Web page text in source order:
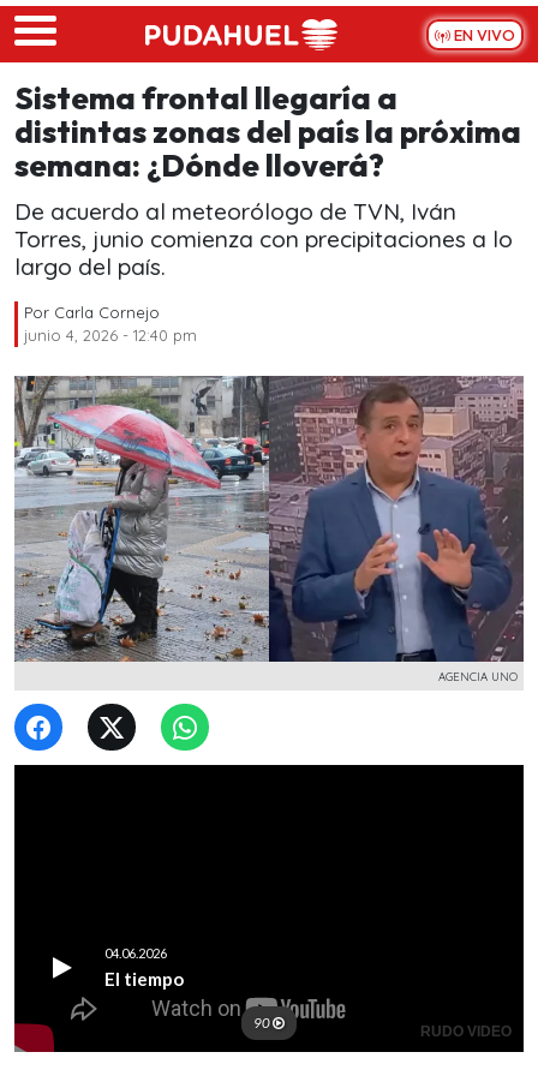
Skip to main content
EN VIVO
Sistema frontal llegaría a
distintas zonas del país la próxima
semana: ¿Dónde lloverá?
De acuerdo al meteorólogo de TVN, Iván
Torres, junio comienza con precipitaciones a lo
largo del país.
Por Carla Cornejo
junio 4, 2026 - 12:40 pm
AGENCIA UNO